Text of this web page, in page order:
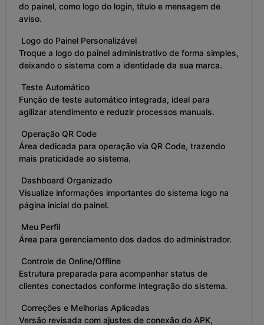
do painel, como logo do login, título e mensagem de
aviso.
Logo do Painel Personalizável
Troque a logo do painel administrativo de forma simples,
deixando o sistema com a identidade da sua marca.
Teste Automático
Função de teste automático integrada, ideal para
agilizar atendimento e reduzir processos manuais.
Operação QR Code
Área dedicada para operação via QR Code, trazendo
mais praticidade ao sistema.
Dashboard Organizado
Visualize informações importantes do sistema logo na
página inicial do painel.
Meu Perfil
Área para gerenciamento dos dados do administrador.
Controle de Online/Offline
Estrutura preparada para acompanhar status de
clientes conectados conforme integração do sistema.
Correções e Melhorias Aplicadas
Versão revisada com ajustes de conexão do APK,